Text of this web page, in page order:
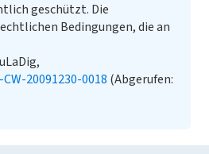
geschützt. Die
Bedingungen, die an
20091230-0018 (Abgerufen: